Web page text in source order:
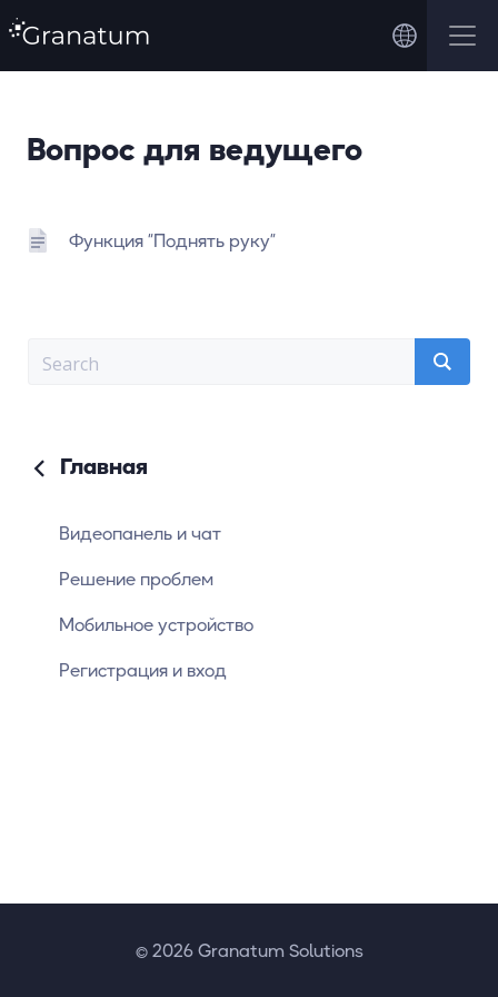
Вопрос для ведущего
Функция “Поднять руку”
Главная
Видеопанель и чат
Решение проблем
Мобильное устройство
Регистрация и вход
© 2026 Granatum Solutions